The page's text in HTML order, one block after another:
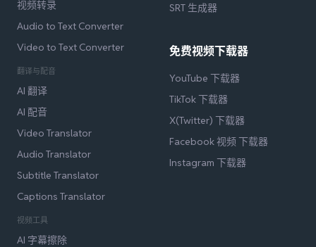
视频转录
Audio to Text Converter
Video to Text Converter
翻译与配音
AI 翻译
AI 配音
Video Translator
Audio Translator
Subtitle Translator
Captions Translator
视频工具
AI 字幕擦除
SRT 生成器
免费视频下载器
YouTube 下载器
TikTok 下载器
X(Twitter) 下载器
Facebook 视频 下载器
Instagram 下载器